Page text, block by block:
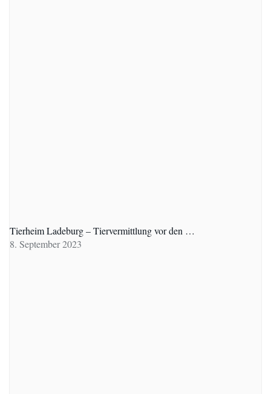
Tierheim Ladeburg – Tiervermittlung vor den …
8. September 2023